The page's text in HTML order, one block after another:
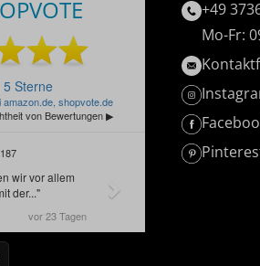
+49
Mo-Fr: